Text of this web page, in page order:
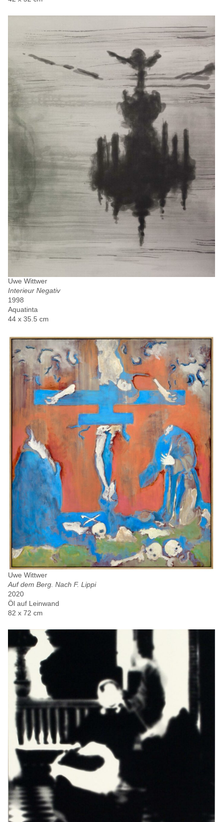
Uwe Wittwer
Interieur Negativ
1998
Aquatinta
44 x 35.5 cm
Uwe Wittwer
Auf dem Berg. Nach F. Lippi
2020
Öl auf Leinwand
82 x 72 cm